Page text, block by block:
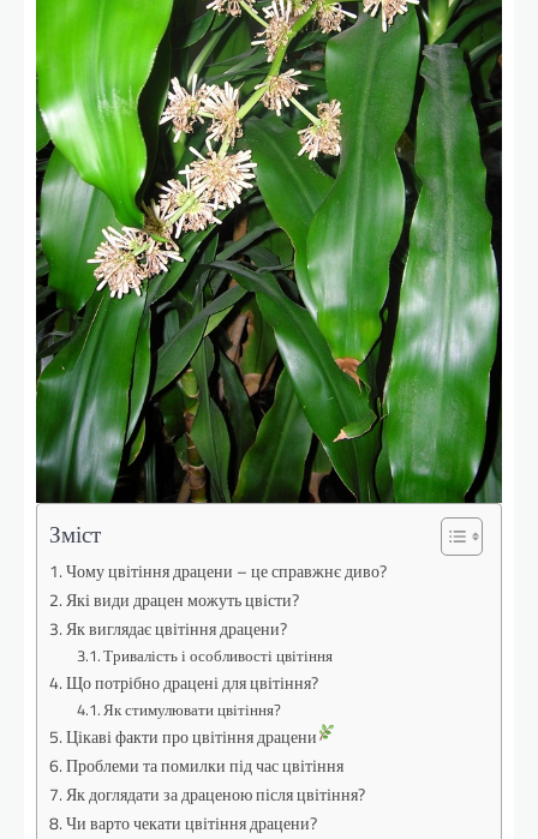
Зміст
Чому цвітіння драцени – це справжнє диво?
Які види драцен можуть цвісти?
Як виглядає цвітіння драцени?
Тривалість і особливості цвітіння
Що потрібно драцені для цвітіння?
Як стимулювати цвітіння?
Цікаві факти про цвітіння драцени
Проблеми та помилки під час цвітіння
Як доглядати за драценою після цвітіння?
Чи варто чекати цвітіння драцени?